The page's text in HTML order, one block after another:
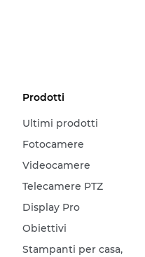
Prodotti
Ultimi prodotti
Fotocamere
Videocamere
Telecamere PTZ
Display Pro
Obiettivi
Stampanti per casa,